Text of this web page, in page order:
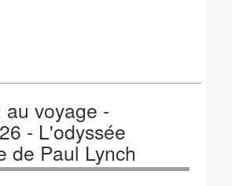
au voyage -
- L'odyssée
de Paul Lynch